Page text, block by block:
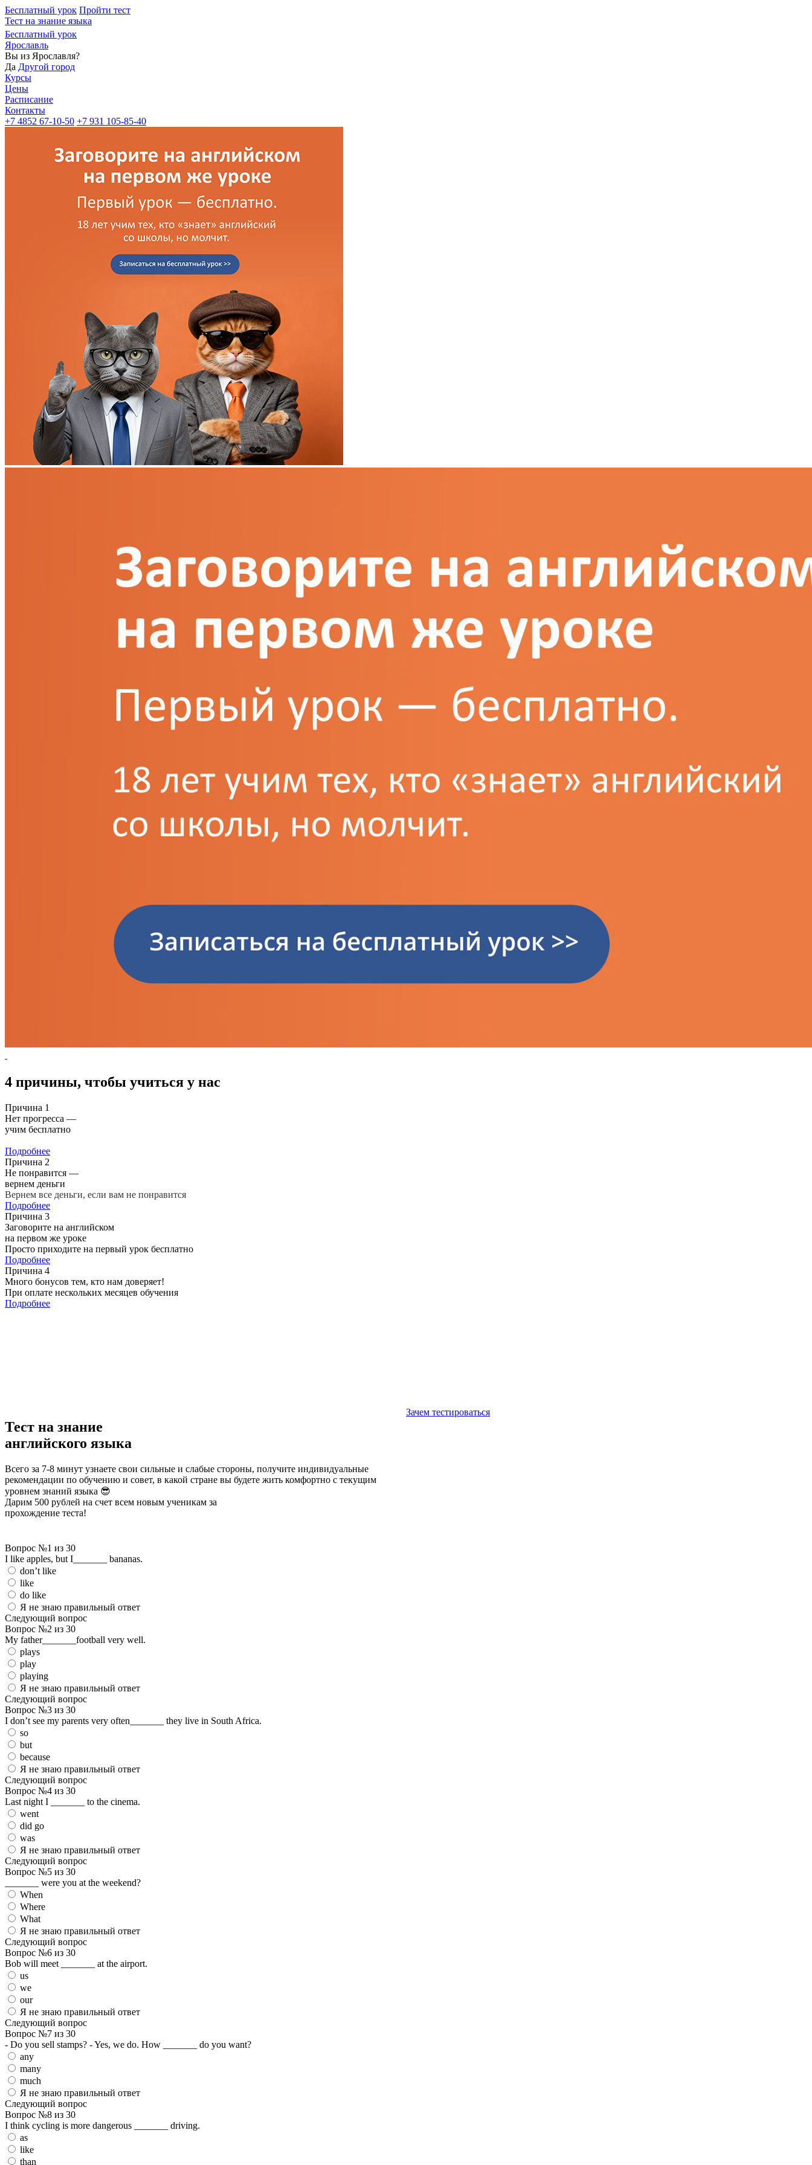
Бесплатный урок Пройти тест
Тест на знание языка
Бесплатный урок
Ярославль
Вы из Ярославля?
Да Другой город
Курсы
Цены
Расписание
Контакты
+7 4852 67-10-50 +7 931 105-85-40
4 причины, чтобы учиться у нас
Причина 1
Нет прогресса —
учим бесплатно
Подробнее
Причина 2
Не понравится —
вернем деньги
Вернем все деньги, если вам не понравится
Подробнее
Причина 3
Заговорите на английском
на первом же уроке
Просто приходите на первый урок бесплатно
Подробнее
Причина 4
Много бонусов тем, кто нам доверяет!
При оплате нескольких месяцев обучения
Подробнее
Тест на знание
английского языка
Всего за 7-8 минут узнаете свои сильные и слабые стороны, получите индивидуальные
рекомендации по обучению и совет, в какой стране вы будете жить комфортно с текущим
уровнем знаний языка 😎
Дарим 500 рублей на счет всем новым ученикам за
прохождение теста!
Вопрос №1 из 30
I like apples, but I_______ bananas.
don’t like
like
do like
Я не знаю правильный ответ
Следующий вопрос
Вопрос №2 из 30
My father_______football very well.
plays
play
playing
Я не знаю правильный ответ
Следующий вопрос
Вопрос №3 из 30
I don’t see my parents very often_______ they live in South Africa.
so
but
because
Я не знаю правильный ответ
Следующий вопрос
Вопрос №4 из 30
Last night I _______ to the cinema.
went
did go
was
Я не знаю правильный ответ
Следующий вопрос
Вопрос №5 из 30
_______ were you at the weekend?
When
Where
What
Я не знаю правильный ответ
Следующий вопрос
Вопрос №6 из 30
Bob will meet _______ at the airport.
us
we
our
Я не знаю правильный ответ
Следующий вопрос
Вопрос №7 из 30
- Do you sell stamps? - Yes, we do. How _______ do you want?
any
many
much
Я не знаю правильный ответ
Следующий вопрос
Вопрос №8 из 30
I think cycling is more dangerous _______ driving.
as
like
than
Зачем тестироваться